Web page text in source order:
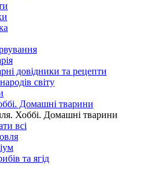
довідники та рецепти
світу
Домашні тварини
Хоббі. Домашні тварини
всі
та ягід